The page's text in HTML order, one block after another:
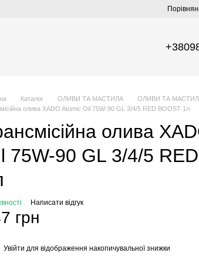
Каталог ОЛИВИ ТА МАСТИЛА
ОЛИВИ ТА
олива XADO Atomic Oil 75W-90 GL 3/4/5 RED BOOST 1л
олива
75W-90 GL 3/4/5
Написати відгук
грн
Увійти для відображення накопичувальної знижки